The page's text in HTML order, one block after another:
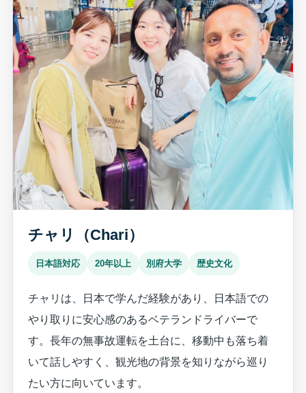
チャリ（Chari）
日本語対応 20年以上 別府大学 歴史文化
チャリは、日本で学んだ経験があり、日本語での
やり取りに安心感のあるベテランドライバーで
す。長年の無事故運転を土台に、移動中も落ち着
いて話しやすく、観光地の背景を知りながら巡り
たい方に向いています。